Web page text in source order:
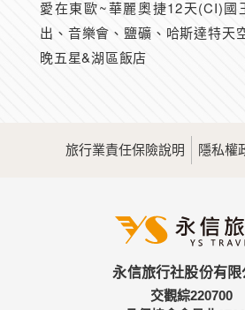
愛在東歐~華麗奧捷12天(CI)國
出、音樂會、鹽礦、哈斯達特天
晚五星&湖區飯店
旅行業責任保險說明 隱私權
永信旅行社股份有限
交觀綜220700